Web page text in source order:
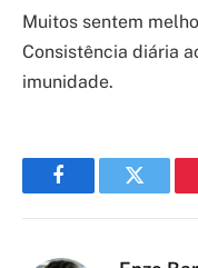
Muitos sentem
Consistência diária
imunidade.
FacebookTwitter